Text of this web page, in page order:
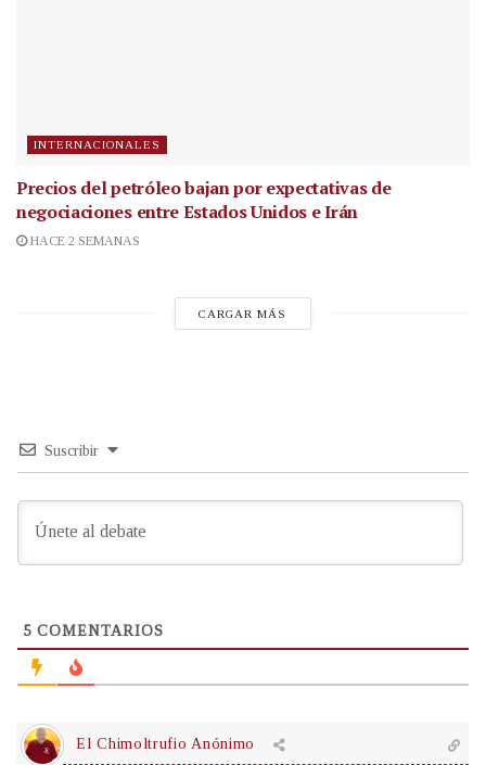
INTERNACIONALES
Precios del petróleo bajan por expectativas de
negociaciones entre Estados Unidos e Irán
HACE 2 SEMANAS
CARGAR MÁS
Suscribir
5 COMENTARIOS
El Chimoltrufio Anónimo